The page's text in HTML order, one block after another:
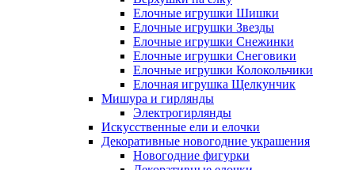
Елочные игрушки Шишки
Елочные игрушки Звезды
Елочные игрушки Снежинки
Елочные игрушки Снеговики
Елочные игрушки Колокольчики
Елочная игрушка Щелкунчик
Мишура и гирлянды
Электрогирлянды
Искусственные ели и елочки
Декоративные новогодние украшения
Новогодние фигурки